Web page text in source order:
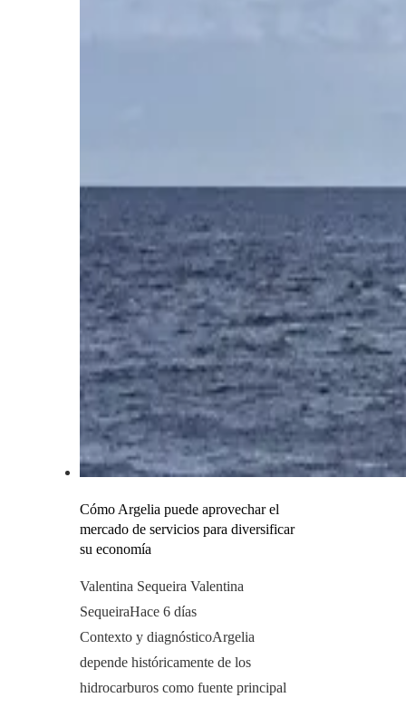
Cómo Argelia puede aprovechar el
mercado de servicios para diversificar
su economía
Valentina Sequeira Valentina
SequeiraHace 6 días
Contexto y diagnósticoArgelia
depende históricamente de los
hidrocarburos como fuente principal